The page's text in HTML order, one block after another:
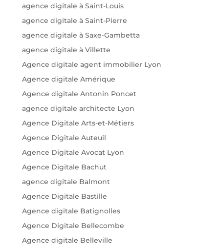
agence digitale à Saint-Louis
agence digitale à Saint-Pierre
agence digitale à Saxe-Gambetta
agence digitale à Villette
Agence digitale agent immobilier Lyon
Agence digitale Amérique
Agence digitale Antonin Poncet
agence digitale architecte Lyon
Agence Digitale Arts-et-Métiers
Agence Digitale Auteuil
Agence Digitale Avocat Lyon
Agence Digitale Bachut
agence digitale Balmont
Agence Digitale Bastille
Agence digitale Batignolles
Agence Digitale Bellecombe
Agence digitale Belleville